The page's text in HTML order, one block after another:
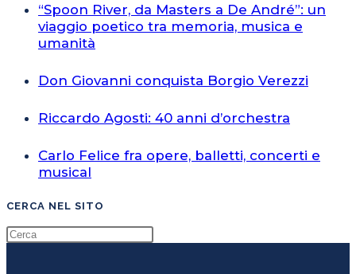
“Spoon River, da Masters a De André”: un
viaggio poetico tra memoria, musica e
umanità
Don Giovanni conquista Borgio Verezzi
Riccardo Agosti: 40 anni d’orchestra
Carlo Felice fra opere, balletti, concerti e
musical
CERCA NEL SITO